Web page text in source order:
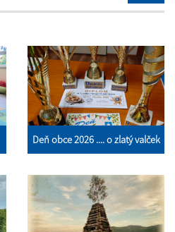
Deň obce 2026 .... o zlatý valček